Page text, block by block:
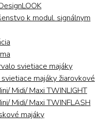
k modul. signálnym
svietiace majáky
majáky žiarovkové
Midi/ Maxi TWINLIGHT
Midi/ Maxi TWINFLASH
majáky